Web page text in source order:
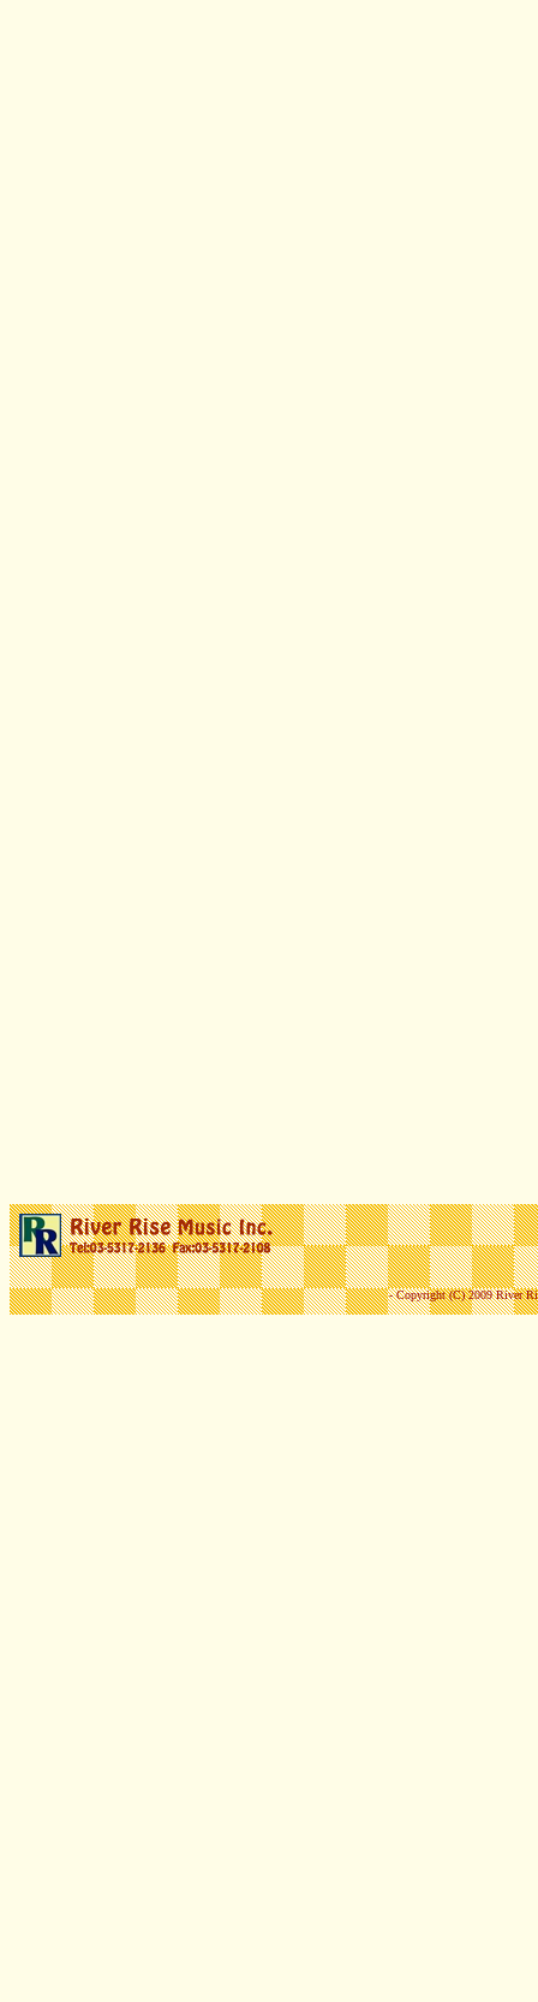
- Copyright (C) 2009 River